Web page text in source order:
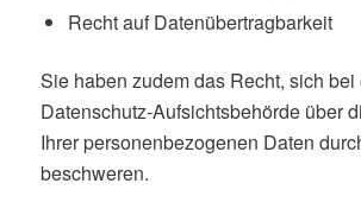
Recht auf Datenübertragbarkeit
Sie haben zudem das Recht, sich bei
Datenschutz-Aufsichtsbehörde über
Ihrer personenbezogenen Daten
beschweren.